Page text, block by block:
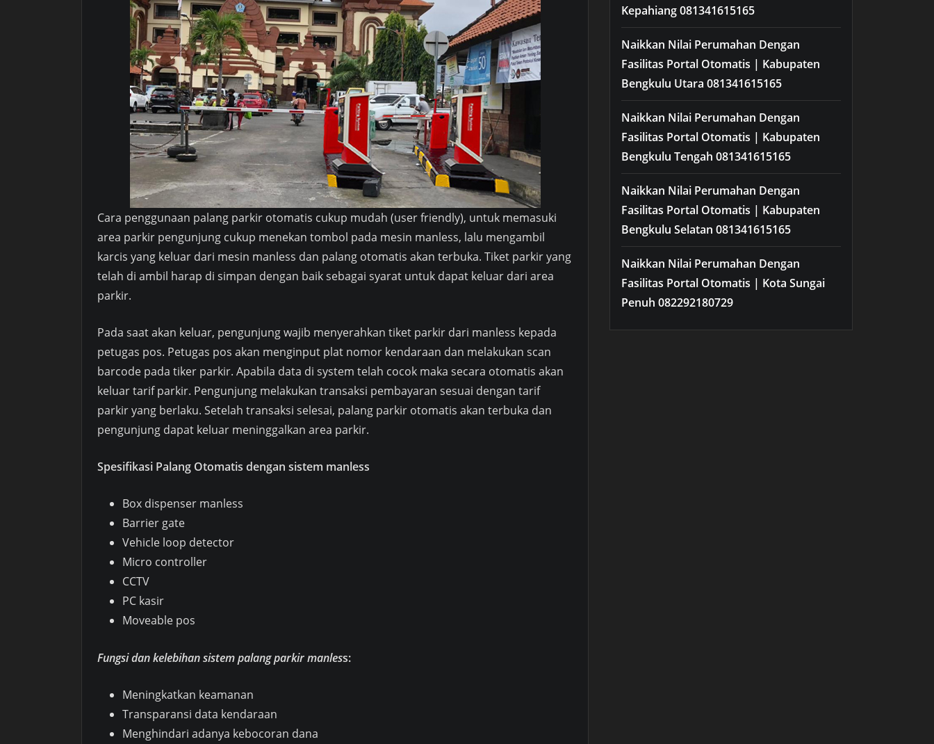
Cara penggunaan palang parkir otomatis cukup mudah (user friendly), untuk memasuki
area parkir pengunjung cukup menekan tombol pada mesin manless, lalu mengambil
karcis yang keluar dari mesin manless dan palang otomatis akan terbuka. Tiket parkir yang
telah di ambil harap di simpan dengan baik sebagai syarat untuk dapat keluar dari area
parkir.
Pada saat akan keluar, pengunjung wajib menyerahkan tiket parkir dari manless kepada
petugas pos. Petugas pos akan menginput plat nomor kendaraan dan melakukan scan
barcode pada tiker parkir. Apabila data di system telah cocok maka secara otomatis akan
keluar tarif parkir. Pengunjung melakukan transaksi pembayaran sesuai dengan tarif
parkir yang berlaku. Setelah transaksi selesai, palang parkir otomatis akan terbuka dan
pengunjung dapat keluar meninggalkan area parkir.
Spesifikasi Palang Otomatis dengan sistem manless
Box dispenser manless
Barrier gate
Vehicle loop detector
Micro controller
CCTV
PC kasir
Moveable pos
Fungsi dan kelebihan sistem palang parkir manless:
Meningkatkan keamanan
Transparansi data kendaraan
Menghindari adanya kebocoran dana
Kepahiang 081341615165
Naikkan Nilai Perumahan Dengan
Fasilitas Portal Otomatis | Kabupaten
Bengkulu Utara 081341615165
Naikkan Nilai Perumahan Dengan
Fasilitas Portal Otomatis | Kabupaten
Bengkulu Tengah 081341615165
Naikkan Nilai Perumahan Dengan
Fasilitas Portal Otomatis | Kabupaten
Bengkulu Selatan 081341615165
Naikkan Nilai Perumahan Dengan
Fasilitas Portal Otomatis | Kota Sungai
Penuh 082292180729